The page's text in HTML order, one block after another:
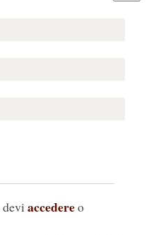
accedereo